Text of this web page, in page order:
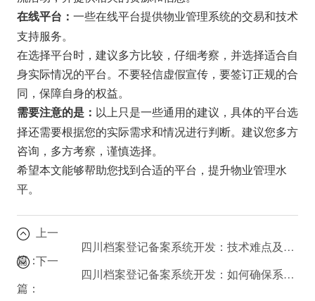
在线平台： 一些在线平台提供物业管理系统的交易和技术
支持服务。
在选择平台时，建议多方比较，仔细考察，并选择适合自
身实际情况的平台。不要轻信虚假宣传，要签订正规的合
同，保障自身的权益。
需要注意的是： 以上只是一些通用的建议，具体的平台选
择还需要根据您的实际需求和情况进行判断。建议您多方
咨询，多方考察，谨慎选择。
希望本文能够帮助您找到合适的平台，提升物业管理水
平。
上一
篇：
四川档案登记备案系统开发：技术难点及解决方案是什么？
下一
篇：
四川档案登记备案系统开发：如何确保系统安全合规？